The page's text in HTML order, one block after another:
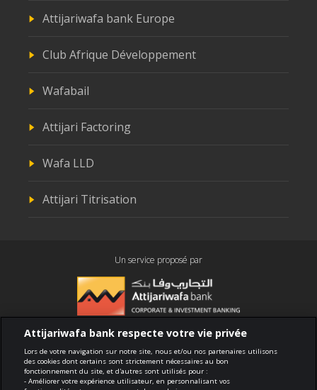
Attijariwafa bank Europe
Club Afrique Développement
Wafabail
Attijari Factoring
Wafa LLD
Attijari Titrisation
Un service proposé par
Conformité
Conditions générales d'utilisation
Attijariwafa bank respecte votre vie privée
Lors de votre navigation sur notre site, nous et/ou nos partenaires utilisons
des cookies dont certains sont strictement nécessaires au bon
fonctionnement du site, et d'autres sont utilisés pour :
- Améliorer votre expérience utilisateur, en personnalisant vos